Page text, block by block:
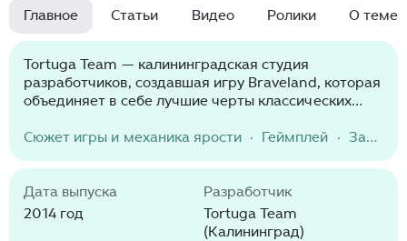
своем пути. Вам необходимо управлять командой
героев, которые выполнены в стиле анимированных
персонажей. Выбрав свою команду, вы можете
отправить ее в битву против других команд и
монстров, которых вы встретите по пути. Победа в
битве зависит от того, как вы управляете своими
тактики. Также вы можете улучшать свою команду,
составлять стратегии и настраивать геймплей по
своему усмотрению. Braveland - это замечательная
игра, которая привлечет вас своей невероятной
графикой, подходящей для любителей классических
стратегических игр и жанра фэнтези.
Главное Статьи Видео Ролики О теме
Tortuga Team — калининградская студия
разработчиков, создавшая игру Braveland, которая
объединяет в себе лучшие черты классических
мобильного гейминга. Особенность проекта
атмосферу легендарных игр жанра в более
компактном и доступном формате. В России, где
традиционно высоко ценятся пошаговые стратегии
в духе Heroes of Might and Magic, появление такого
Сюжет игры и механика ярости · Геймплей · Заключение
Дата выпуска
2014 год
Разработчик
Tortuga Team
(Калининград)